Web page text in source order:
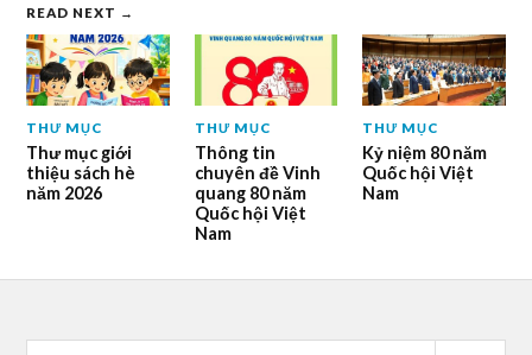
READ NEXT →
THƯ MỤC
Thư mục giới
thiệu sách hè
năm 2026
THƯ MỤC
Thông tin
chuyên đề Vinh
quang 80 năm
Quốc hội Việt
Nam
THƯ MỤC
Kỷ niệm 80 năm
Quốc hội Việt
Nam